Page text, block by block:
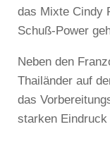
das Mixte Cindy
Schuß-Power
Neben den
Thailänder auf
das
starken